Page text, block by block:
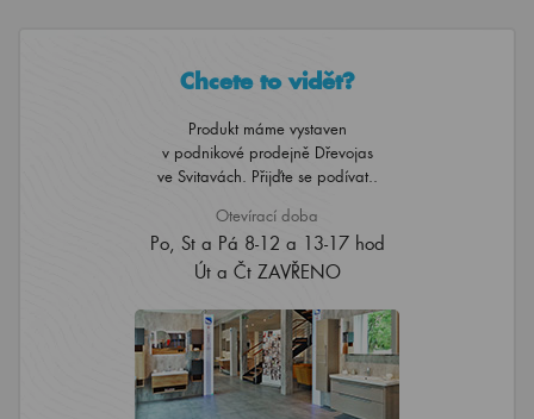
Chcete to vidět?
Produkt máme vystaven
v podnikové prodejně Dřevojas
ve Svitavách. Přijďte se podívat..
Otevírací doba
Po, St a Pá 8-12 a 13-17 hod
Út a Čt ZAVŘENO